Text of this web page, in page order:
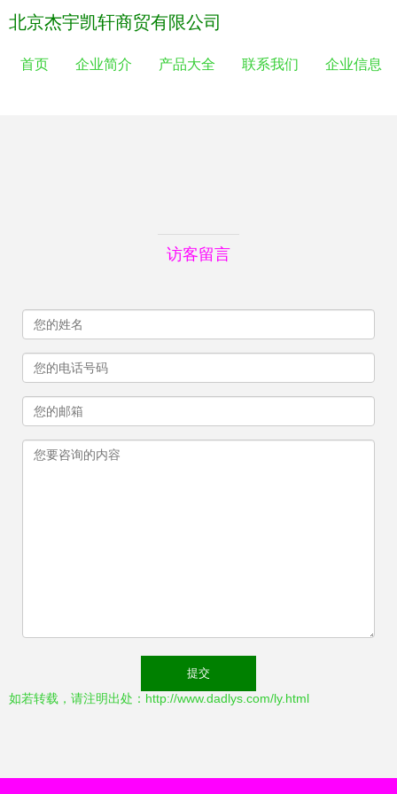
北京杰宇凯轩商贸有限公司
首页 企业简介 产品大全 联系我们 企业信息
访客留言
如若转载，请注明出处：http://www.dadlys.com/ly.html